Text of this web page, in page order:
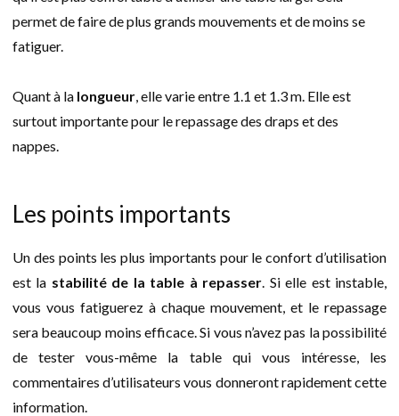
permet de faire de plus grands mouvements et de moins se
fatiguer.
Quant à la longueur , elle varie entre 1.1 et 1.3 m. Elle est
surtout importante pour le repassage des draps et des
nappes.
Les points importants
Un des points les plus importants pour le confort d’utilisation
est la stabilité de la table à repasser . Si elle est instable,
vous vous fatiguerez à chaque mouvement, et le repassage
sera beaucoup moins efficace. Si vous n’avez pas la possibilité
de tester vous-même la table qui vous intéresse, les
commentaires d’utilisateurs vous donneront rapidement cette
information.